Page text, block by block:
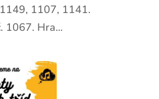
1107, 1141.
1067. Hra...